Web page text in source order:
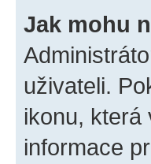
Jak mohu
uživateli.
ikonu, která
informace